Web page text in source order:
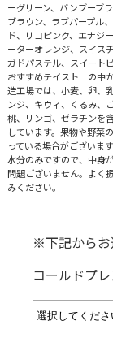
ーグリーン、バンブーブ
ブラウン、ラブパープル
ド、リコピンク、エナジ
ーターオレンジ、スイス
ガドパステル、スイート
おすすめテイスト の中
造工場では、小麦、卵、
ンジ、キウィ、くるみ、
桃、リンゴ、ゼラチンを
しています。果物や野菜
っている場合がございま
水分のみですので、中身
問題ございません。よく
みください。
※下記からお
コールドプ